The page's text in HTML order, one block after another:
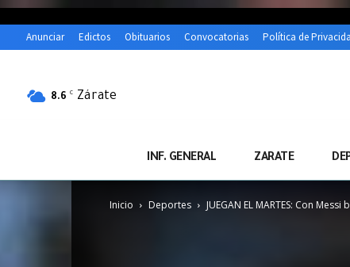
Anunciar Edictos Obituarios Convocatorias Política de
8.6 C Zárate
INF. GENERAL ZARATE
Inicio Deportes JUEGAN EL MARTES: Con